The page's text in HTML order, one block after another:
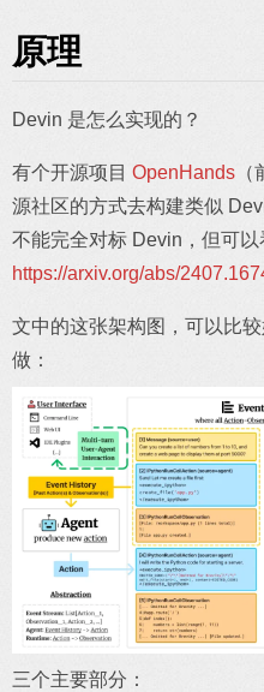
原理
Devin 是怎么实现的？
有个开源项目 OpenHands
源社区的方式去构建类似
不能完全对标 Devin，但可以
https://arxiv.org/abs/
文中的这张架构图，可以比
做：
三个主要部分：